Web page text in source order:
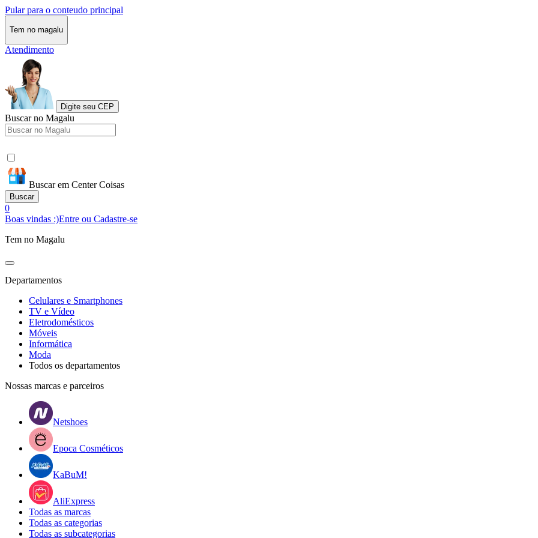
Pular para o conteudo principal
Tem no magalu
Atendimento
Digite seu CEP
Buscar no Magalu
Buscar em Center Coisas
Buscar
0
Boas vindas :)Entre ou Cadastre-se
Tem no Magalu
Departamentos
Celulares e Smartphones
TV e Vídeo
Eletrodomésticos
Móveis
Informática
Moda
Todos os departamentos
Nossas marcas e parceiros
Netshoes
Epoca Cosméticos
KaBuM!
AliExpress
Todas as marcas
Todas as categorias
Todas as subcategorias